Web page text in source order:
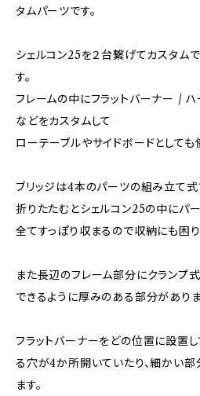
タムパーツです。
シェルコン25を２台繋げてカスタム
す。
フレームの中にフラットバーナー / ハ
などをカスタムして
ローテーブルやサイドボードとしても
ブリッジは4本のパーツの組み立て式
折りたたむとシェルコン25の中にパ
全てすっぽり収まるので収納にも困り
また長辺のフレーム部分にクランプ
できるように厚みのある部分がありま
フラットバーナーをどの位置に設置
る穴が4か所開いていたり、細かい部
ます。